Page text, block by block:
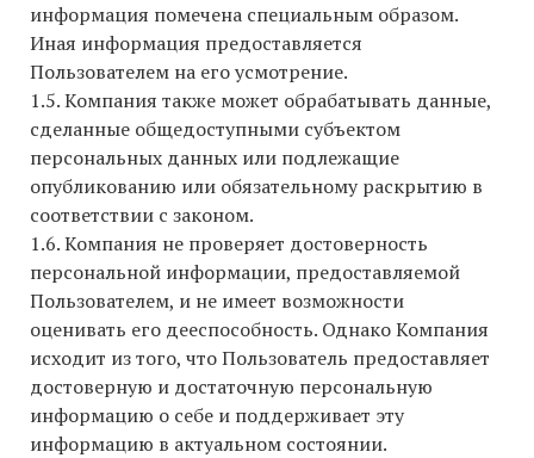
информация помечена специальным образом.
Иная информация предоставляется
Пользователем на его усмотрение.
1.5. Компания также может обрабатывать данные,
сделанные общедоступными субъектом
персональных данных или подлежащие
опубликованию или обязательному раскрытию в
соответствии с законом.
1.6. Компания не проверяет достоверность
персональной информации, предоставляемой
Пользователем, и не имеет возможности
оценивать его дееспособность. Однако Компания
исходит из того, что Пользователь предоставляет
достоверную и достаточную персональную
информацию о себе и поддерживает эту
информацию в актуальном состоянии.